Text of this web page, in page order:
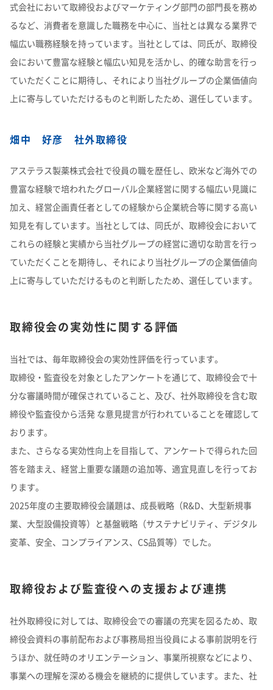
式会社において取締役およびマーケティング部門の部門長を務め
るなど、消費者を意識した職務を中心に、当社とは異なる業界で
幅広い職務経験を持っています。当社としては、同氏が、取締役
会において豊富な経験と幅広い知見を活かし、的確な助言を行っ
ていただくことに期待し、それにより当社グループの企業価値向
上に寄与していただけるものと判断したため、選任しています。
畑中 好彦 社外取締役
アステラス製薬株式会社で役員の職を歴任し、欧米など海外での
豊富な経験で培われたグローバル企業経営に関する幅広い見識に
加え、経営企画責任者としての経験から企業統合等に関する高い
知見を有しています。当社としては、同氏が、取締役会において
これらの経験と実績から当社グループの経営に適切な助言を行っ
ていただくことを期待し、それにより当社グループの企業価値向
上に寄与していただけるものと判断したため、選任しています。
取締役会の実効性に関する評価
当社では、毎年取締役会の実効性評価を行っています。
取締役・監査役を対象としたアンケートを通じて、取締役会で十
分な審議時間が確保されていること、及び、社外取締役を含む取
締役や監査役から活発 な意見提言が行われていることを確認して
おります。
また、さらなる実効性向上を目指して、アンケートで得られた回
答を踏まえ、経営上重要な議題の追加等、適宜見直しを行ってお
ります。
2025年度の主要取締役会議題は、成長戦略（R&D、大型新規事
業、大型設備投資等）と基盤戦略（サステナビリティ、デジタル
変革、安全、コンプライアンス、CS品質等）でした。
取締役および監査役への支援および連携
社外取締役に対しては、取締役会での審議の充実を図るため、取
締役会資料の事前配布および事務局担当役員による事前説明を行
うほか、就任時のオリエンテーション、事業所視察などにより、
事業への理解を深める機会を継続的に提供しています。また、社